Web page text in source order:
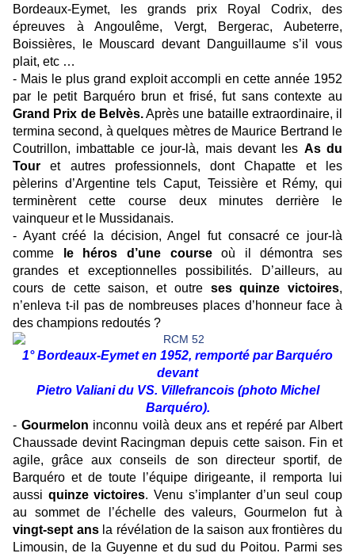
Bordeaux-Eymet, les grands prix Royal Codrix, des
épreuves à Angoulême, Vergt, Bergerac, Aubeterre,
Boissières, le Mouscard devant Danguillaume s’il vous
plait, etc …
- Mais le plus grand exploit accompli en cette année 1952
par le petit Barquéro brun et frisé, fut sans contexte au
Grand Prix de Belvès.Après une bataille extraordinaire, il
termina second, à quelques mètres de Maurice Bertrand le
Coutrillon, imbattable ce jour-là, mais devant les As du
Touret autres professionnels, dont Chapatte et les
pèlerins d’Argentine tels Caput, Teissière et Rémy, qui
terminèrent cette course deux minutes derrière le
vainqueur et le Mussidanais.
- Ayant créé la décision, Angel fut consacré ce jour-là
comme
le héros d’une courseoù il démontra ses
grandes et exceptionnelles possibilités. D’ailleurs, au
cours de cette saison, et outre ses quinze victoires,
n’enleva t-il pas de nombreuses places d’honneur face à
des champions redoutés ?
1° Bordeaux-Eymet en 1952, remporté par Barquéro
devant
Pietro Valiani du VS. Villefrancois (photo Michel
Barquéro).
- Gourmelon inconnu voilà deux ans et repéré par Albert
Chaussade devint Racingman depuis cette saison. Fin et
agile, grâce aux conseils de son directeur sportif, de
Barquéro et de toute l’équipe dirigeante, il remporta lui
aussi quinze victoires. Venu s’implanter d’un seul coup
au sommet de l’échelle des valeurs, Gourmelon fut à
vingt-sept ans la révélation de la saison aux frontières du
Limousin, de la Guyenne et du sud du Poitou. Parmi ses